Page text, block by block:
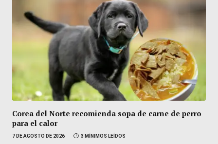
Corea del Norte recomienda sopa de carne de perro
para el calor
7 DE AGOSTO DE 2026 3 MÍNIMOS LEÍDOS